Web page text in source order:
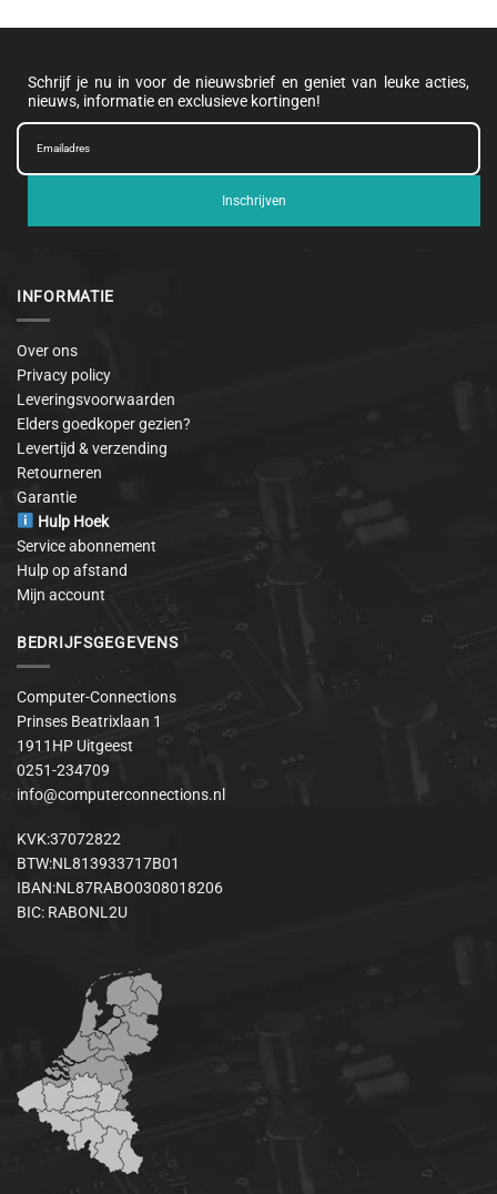
Schrijf je nu in voor de nieuwsbrief en geniet van leuke acties,
nieuws, informatie en exclusieve kortingen!
Inschrijven
INFORMATIE
Over ons
Privacy policy
Leveringsvoorwaarden
Elders goedkoper gezien?
Levertijd & verzending
Retourneren
Garantie
Hulp Hoek
Service abonnement
Hulp op afstand
Mijn account
BEDRIJFSGEGEVENS
Computer-Connections
Prinses Beatrixlaan 1
1911HP Uitgeest
0251-234709
info@computerconnections.nl
KVK:37072822
BTW:NL813933717B01
IBAN:NL87RABO0308018206
BIC: RABONL2U